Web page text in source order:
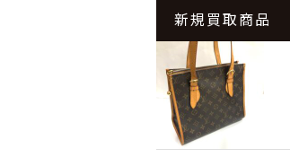
新規買取商品